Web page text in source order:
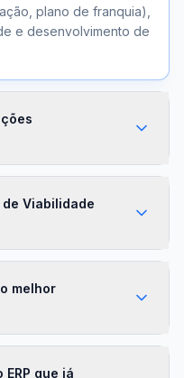
plano de franquia),
e desenvolvimento de
criamos
APIs sob demanda.
Viabilidade
mercado,
score de viabilidade
um relatório completo
minutos.
melhor
cruza fluxo
que já